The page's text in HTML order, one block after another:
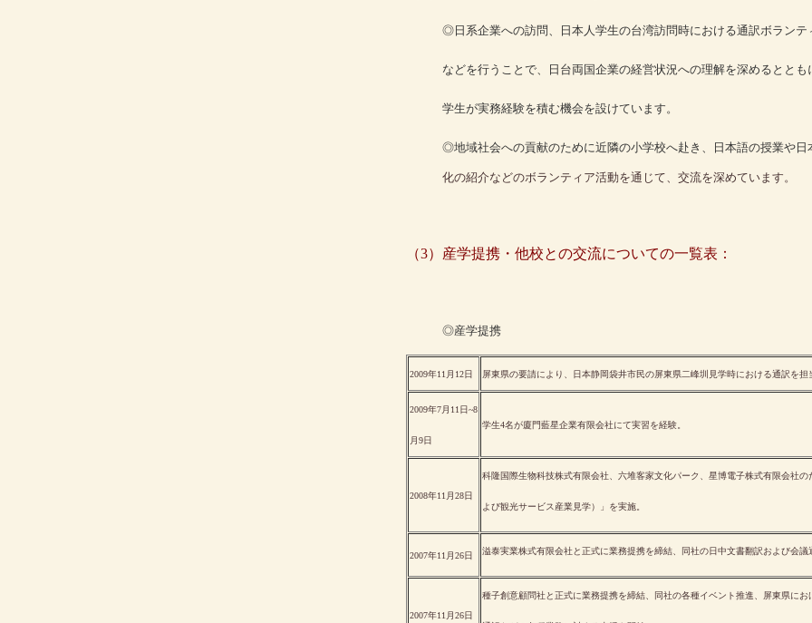
◎日系企業への訪問、日本人学生の台湾訪問時における通訳ボランテ
などを行うことで、日台両国企業の経営状況への理解を深めるととも
学生が実務経験を積む機会を設けています。
◎地域社会への貢献のために近隣の小学校へ赴き、日本語の授業や日
化の紹介などのボランティア活動を通じて、交流を深めています。
（3）産学提携・他校との交流についての一覧表：
◎産学提携
2009年11月12日 屏東県の要請により、日本静岡袋井市民の屏東県二峰圳見学時における通訳を担
2009年7月11日~8
月9日
学生4名が廈門藍星企業有限会社にて実習を経験。
2008年11月28日
科隆国際生物科技株式有限会社、六堆客家文化パーク、星博電子株式有限会社
よび観光サービス産業見学）」を実施。
2007年11月26日 溢泰実業株式有限会社と正式に業務提携を締結、同社の日中文書翻訳および会議
2007年11月26日
種子創意顧問社と正式に業務提携を締結、同社の各種イベント推進、屏東県に